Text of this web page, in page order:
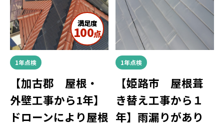
満足度
100点
1年点検
【加古郡 屋根・
外壁工事から1年】
ドローンにより屋根
1年点検
【姫路市 屋根葺
き替え工事から１
年】雨漏りがあり